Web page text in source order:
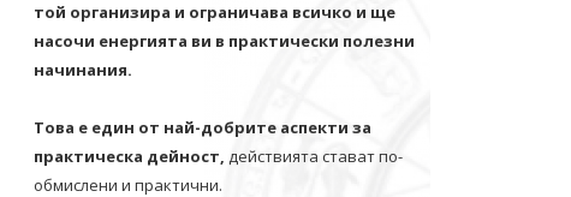
той организира и ограничава всичко и щe
насочи енергията ви в практически полезни
начинания.
Това е един от най-добрите аспекти за
практическа дейност, действията стават по-
обмислени и практични.